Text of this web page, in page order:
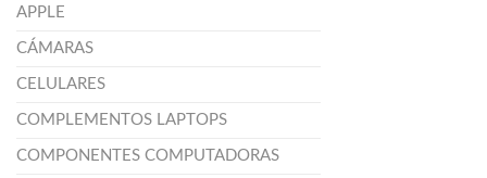
APPLE
CÁMARAS
CELULARES
COMPLEMENTOS LAPTOPS
COMPONENTES COMPUTADORAS